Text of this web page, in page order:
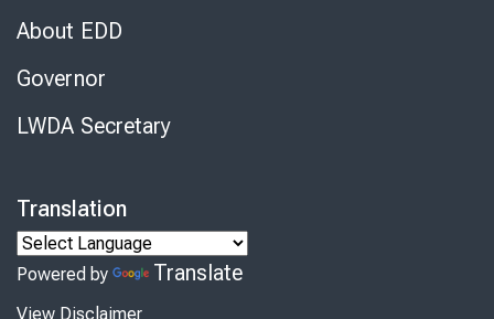
About EDD
Governor
LWDA Secretary
Translation
Powered by Translate
View Disclaimer